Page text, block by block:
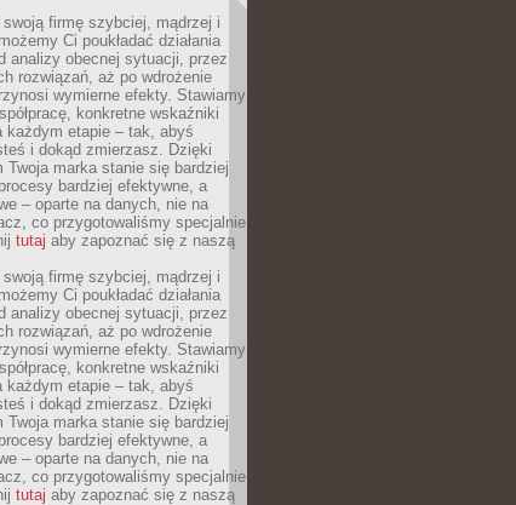
firmę szybciej, mądrzej i
Ci poukładać działania
analizy obecnej sytuacji, przez
rozwiązań, aż po wdrożenie
wymierne efekty. Stawiamy
konkretne wskaźniki
każdym etapie – tak, abyś
i dokąd zmierzasz. Dzięki
Twoja marka stanie się bardziej
bardziej efektywne, a
– oparte na danych, nie na
co przygotowaliśmy specjalnie
tutaj aby zapoznać się z naszą
firmę szybciej, mądrzej i
Ci poukładać działania
analizy obecnej sytuacji, przez
rozwiązań, aż po wdrożenie
wymierne efekty. Stawiamy
konkretne wskaźniki
każdym etapie – tak, abyś
i dokąd zmierzasz. Dzięki
Twoja marka stanie się bardziej
bardziej efektywne, a
– oparte na danych, nie na
co przygotowaliśmy specjalnie
tutaj aby zapoznać się z naszą